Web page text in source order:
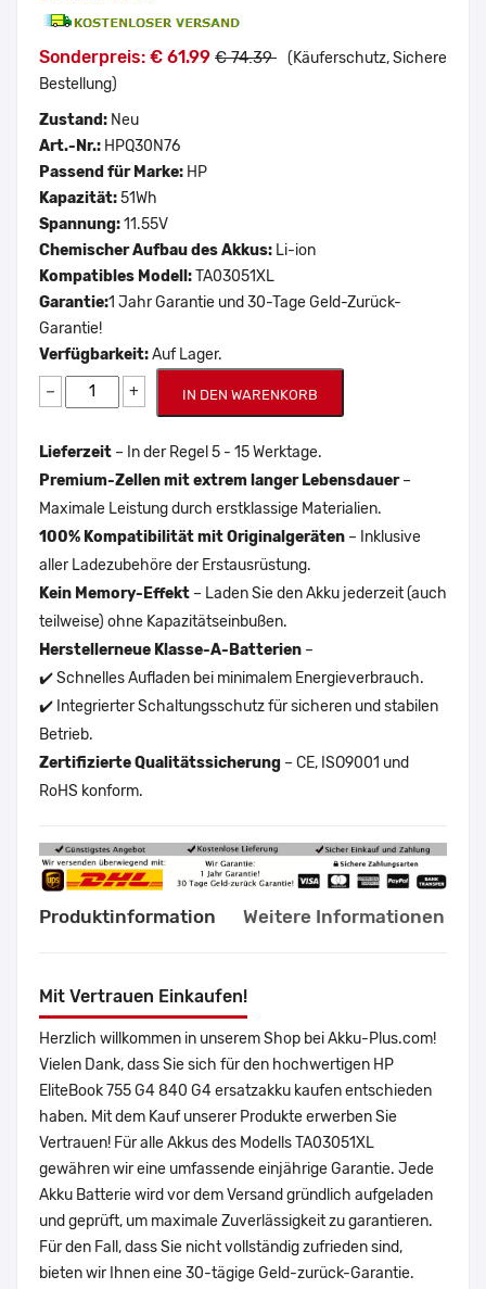
Sonderpreis: € 61.99 € 74.39 (Käuferschutz, Sichere
Bestellung)
Zustand: Neu
Art.-Nr.: HPQ30N76
Passend für Marke: HP
Kapazität:51Wh
Spannung:11.55V
Chemischer Aufbau des Akkus: Li-ion
Kompatibles Modell:TA03051XL
Garantie:1 Jahr Garantie und 30-Tage Geld-Zurück-
Garantie!
Verfügbarkeit:Auf Lager.
− + IN DEN WARENKORB
Lieferzeit – In der Regel 5 - 15 Werktage.
Premium-Zellen mit extrem langer Lebensdauer–
Maximale Leistung durch erstklassige Materialien.
100% Kompatibilität mit Originalgeräten – Inklusive
aller Ladezubehöre der Erstausrüstung.
Kein Memory-Effekt – Laden Sie den Akku jederzeit (auch
teilweise) ohne Kapazitätseinbußen.
Herstellerneue Klasse-A-Batterien –
✔️ Schnelles Aufladen bei minimalem Energieverbrauch.
✔️ Integrierter Schaltungsschutz für sicheren und stabilen
Betrieb.
Zertifizierte Qualitätssicherung – CE, ISO9001 und
RoHS konform.
Produktinformation Weitere Informationen
Mit Vertrauen Einkaufen!
Herzlich willkommen in unserem Shop bei Akku-Plus.com!
Vielen Dank, dass Sie sich für den hochwertigen HP
EliteBook 755 G4 840 G4 ersatzakku kaufen entschieden
haben. Mit dem Kauf unserer Produkte erwerben Sie
Vertrauen! Für alle Akkus des Modells TA03051XL
gewähren wir eine umfassende einjährige Garantie. Jede
Akku Batterie wird vor dem Versand gründlich aufgeladen
und geprüft, um maximale Zuverlässigkeit zu garantieren.
Für den Fall, dass Sie nicht vollständig zufrieden sind,
bieten wir Ihnen eine 30-tägige Geld-zurück-Garantie.